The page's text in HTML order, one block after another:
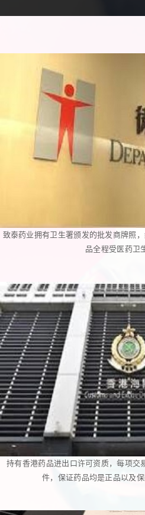
致泰药业拥有卫生署颁发的批发商牌照
品全程受医药卫
持有香港药品进出口许可资质，每项交
件，保证药品均是正品以及保